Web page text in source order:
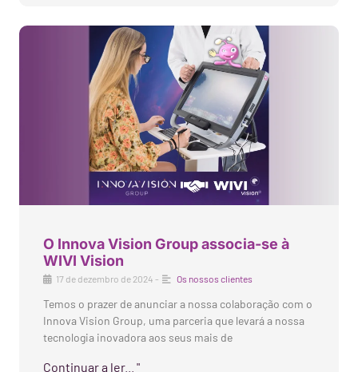
O Innova Vision Group associa-se à
WIVI Vision
17 de dezembro de 2024 - Os nossos clientes
Temos o prazer de anunciar a nossa colaboração com o
Innova Vision Group, uma parceria que levará a nossa
tecnologia inovadora aos seus mais de
Continuar a ler... "